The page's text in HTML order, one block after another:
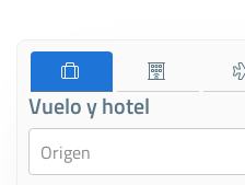
Vuelo y hotel